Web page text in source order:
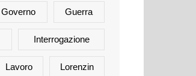
Governo Guerra
Interrogazione
Lavoro Lorenzin